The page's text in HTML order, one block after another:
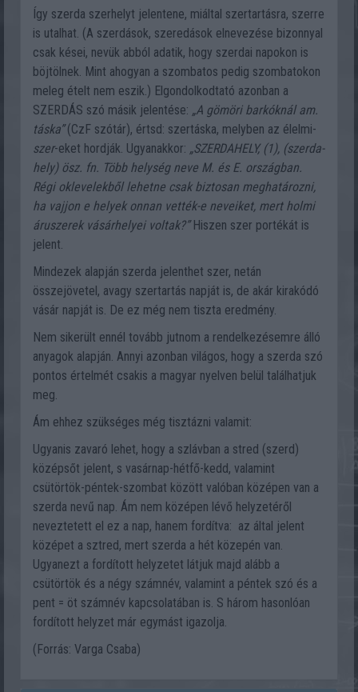
Így szerda szerhelyt jelentene, miáltal szertartásra, szerre
is utalhat. (A szerdások, szeredások elnevezése bizonnyal
csak kései, nevük abból adatik, hogy szerdai napokon is
böjtölnek. Mint ahogyan a szombatos pedig szombatokon
meleg ételt nem eszik.) Elgondolkodtató azonban a
SZERDÁS szó másik jelentése: „A gömöri barkóknál am.
táska”(CzF szótár), értsd: szertáska, melyben az élelmi-
szer-eket hordják. Ugyanakkor: „SZERDAHELY, (1), (szerda-
hely) ösz. fn. Több helység neve M. és E. országban.
Régi oklevelekből lehetne csak biztosan meghatározni,
ha vajjon e helyek onnan vették-e neveiket, mert holmi
áruszerek vásárhelyei voltak?”Hiszen szer portékát is
jelent.
Mindezek alapján szerda jelenthet szer, netán
összejövetel, avagy szertartás napját is, de akár kirakódó
vásár napját is. De ez még nem tiszta eredmény.
Nem sikerült ennél tovább jutnom a rendelkezésemre álló
anyagok alapján. Annyi azonban világos, hogy a szerda szó
pontos értelmét csakis a magyar nyelven belül találhatjuk
meg.
Ám ehhez szükséges még tisztázni valamit:
Ugyanis zavaró lehet, hogy a szlávban a stred (szerd)
középsőt jelent, s vasárnap-hétfő-kedd, valamint
csütörtök-péntek-szombat között valóban középen van a
szerda nevű nap. Ám nem középen lévő helyzetéről
neveztetett el ez a nap, hanem fordítva: az által jelent
középet a sztred, mert szerda a hét közepén van.
Ugyanezt a fordított helyzetet látjuk majd alább a
csütörtök és a négy számnév, valamint a péntek szó és a
pent = öt számnév kapcsolatában is. S három hasonlóan
fordított helyzet már egymást igazolja.
(Forrás: Varga Csaba)